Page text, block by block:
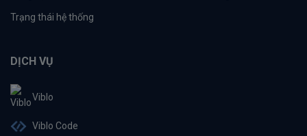
Trạng thái hệ thống
DỊCH VỤ
Viblo
Viblo Code